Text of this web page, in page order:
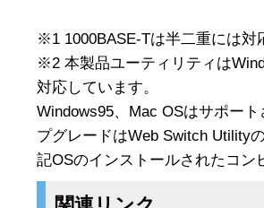
※1 1000BASE-Tは半二重には対
※2 本製品ユーティリティは
対応しています。
Windows95、Mac OSはサポー
プグレードはWeb Switch Utility
記OSのインストールされたコ